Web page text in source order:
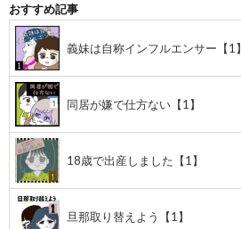
おすすめ記事
義妹は自称インフルエンサー【1】
同居が嫌で仕方ない【1】
18歳で出産しました【1】
旦那取り替えよう【1】